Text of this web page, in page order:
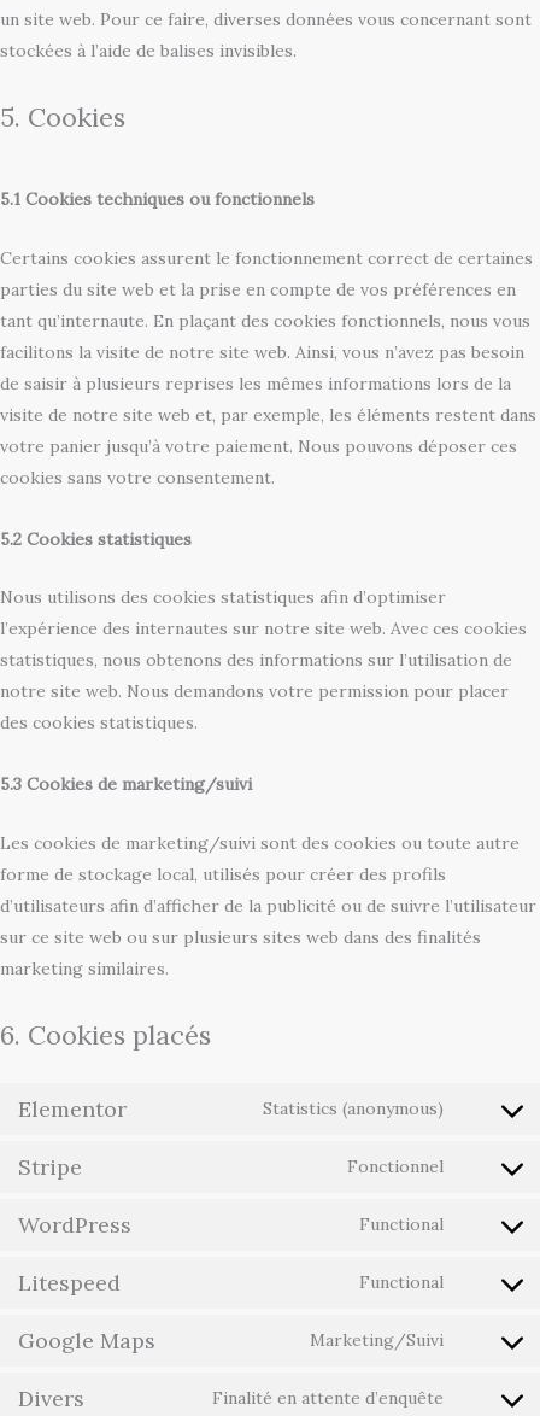
un site web. Pour ce faire, diverses données vous concernant sont
stockées à l’aide de balises invisibles.
5. Cookies
5.1 Cookies techniques ou fonctionnels
Certains cookies assurent le fonctionnement correct de certaines
parties du site web et la prise en compte de vos préférences en
tant qu’internaute. En plaçant des cookies fonctionnels, nous vous
facilitons la visite de notre site web. Ainsi, vous n’avez pas besoin
de saisir à plusieurs reprises les mêmes informations lors de la
visite de notre site web et, par exemple, les éléments restent dans
votre panier jusqu’à votre paiement. Nous pouvons déposer ces
cookies sans votre consentement.
5.2 Cookies statistiques
Nous utilisons des cookies statistiques afin d’optimiser
l’expérience des internautes sur notre site web. Avec ces cookies
statistiques, nous obtenons des informations sur l’utilisation de
notre site web. Nous demandons votre permission pour placer
des cookies statistiques.
5.3 Cookies de marketing/suivi
Les cookies de marketing/suivi sont des cookies ou toute autre
forme de stockage local, utilisés pour créer des profils
d’utilisateurs afin d’afficher de la publicité ou de suivre l’utilisateur
sur ce site web ou sur plusieurs sites web dans des finalités
marketing similaires.
6. Cookies placés
Elementor Statistics (anonymous)
Stripe Fonctionnel
WordPress Functional
Litespeed Functional
Google Maps Marketing/Suivi
Divers Finalité en attente d’enquête